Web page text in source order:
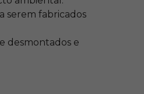
serem fabricados
desmontados e